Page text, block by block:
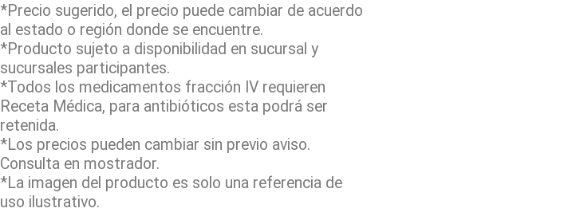
*Precio sugerido, el precio puede cambiar de acuerdo
al estado o región donde se encuentre.
*Producto sujeto a disponibilidad en sucursal y
sucursales participantes.
*Todos los medicamentos fracción IV requieren
Receta Médica, para antibióticos esta podrá ser
retenida.
*Los precios pueden cambiar sin previo aviso.
Consulta en mostrador.
*La imagen del producto es solo una referencia de
uso ilustrativo.